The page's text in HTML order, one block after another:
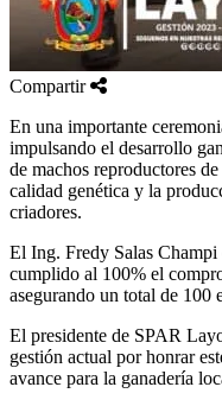
Compartir
En una importante
impulsando el desarrollo
de machos reproductores
calidad genética y la
criadores.
El Ing. Fredy Salas Champi
cumplido al 100% el
asegurando un total de 100
El presidente de SPAR
gestión actual por honrar
avance para la ganadería